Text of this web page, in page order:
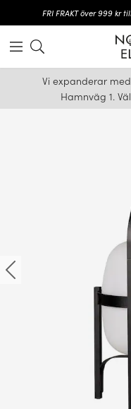
FRI FRAKT över 999 kr
Vi expanderar
Hamnväg 1.